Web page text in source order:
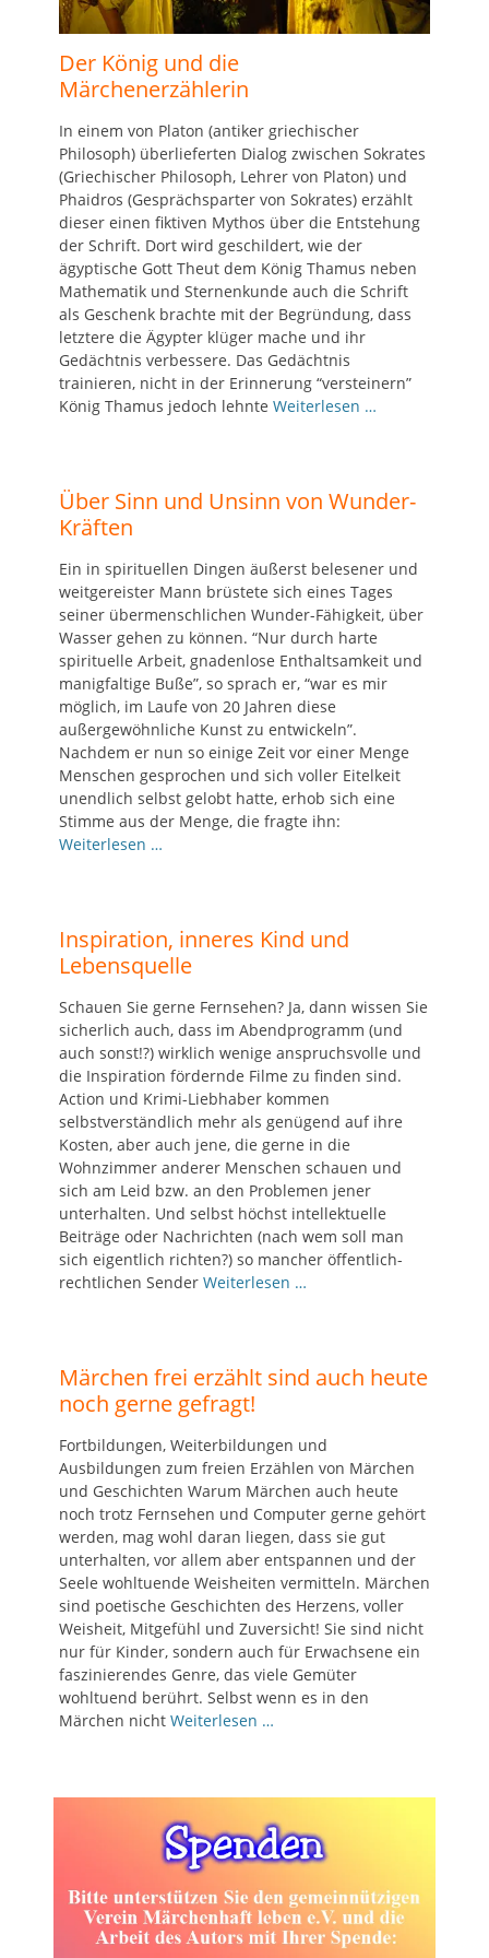
Der König und die
Märchenerzählerin
In einem von Platon (antiker griechischer
Philosoph) überlieferten Dialog zwischen Sokrates
(Griechischer Philosoph, Lehrer von Platon) und
Phaidros (Gesprächsparter von Sokrates) erzählt
dieser einen fiktiven Mythos über die Entstehung
der Schrift. Dort wird geschildert, wie der
ägyptische Gott Theut dem König Thamus neben
Mathematik und Sternenkunde auch die Schrift
als Geschenk brachte mit der Begründung, dass
letztere die Ägypter klüger mache und ihr
Gedächtnis verbessere. Das Gedächtnis
trainieren, nicht in der Erinnerung “versteinern”
König Thamus jedoch lehnte Weiterlesen …
Über Sinn und Unsinn von Wunder-
Kräften
Ein in spirituellen Dingen äußerst belesener und
weitgereister Mann brüstete sich eines Tages
seiner übermenschlichen Wunder-Fähigkeit, über
Wasser gehen zu können. “Nur durch harte
spirituelle Arbeit, gnadenlose Enthaltsamkeit und
manigfaltige Buße”, so sprach er, “war es mir
möglich, im Laufe von 20 Jahren diese
außergewöhnliche Kunst zu entwickeln”.
Nachdem er nun so einige Zeit vor einer Menge
Menschen gesprochen und sich voller Eitelkeit
unendlich selbst gelobt hatte, erhob sich eine
Stimme aus der Menge, die fragte ihn:
Weiterlesen …
Inspiration, inneres Kind und
Lebensquelle
Schauen Sie gerne Fernsehen? Ja, dann wissen Sie
sicherlich auch, dass im Abendprogramm (und
auch sonst!?) wirklich wenige anspruchsvolle und
die Inspiration fördernde Filme zu finden sind.
Action und Krimi-Liebhaber kommen
selbstverständlich mehr als genügend auf ihre
Kosten, aber auch jene, die gerne in die
Wohnzimmer anderer Menschen schauen und
sich am Leid bzw. an den Problemen jener
unterhalten. Und selbst höchst intellektuelle
Beiträge oder Nachrichten (nach wem soll man
sich eigentlich richten?) so mancher öffentlich-
rechtlichen Sender Weiterlesen …
Märchen frei erzählt sind auch heute
noch gerne gefragt!
Fortbildungen, Weiterbildungen und
Ausbildungen zum freien Erzählen von Märchen
und Geschichten Warum Märchen auch heute
noch trotz Fernsehen und Computer gerne gehört
werden, mag wohl daran liegen, dass sie gut
unterhalten, vor allem aber entspannen und der
Seele wohltuende Weisheiten vermitteln. Märchen
sind poetische Geschichten des Herzens, voller
Weisheit, Mitgefühl und Zuversicht! Sie sind nicht
nur für Kinder, sondern auch für Erwachsene ein
faszinierendes Genre, das viele Gemüter
wohltuend berührt. Selbst wenn es in den
Märchen nicht Weiterlesen …